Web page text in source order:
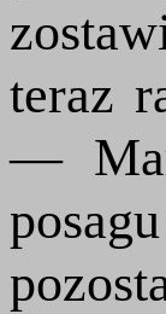
teraz
—